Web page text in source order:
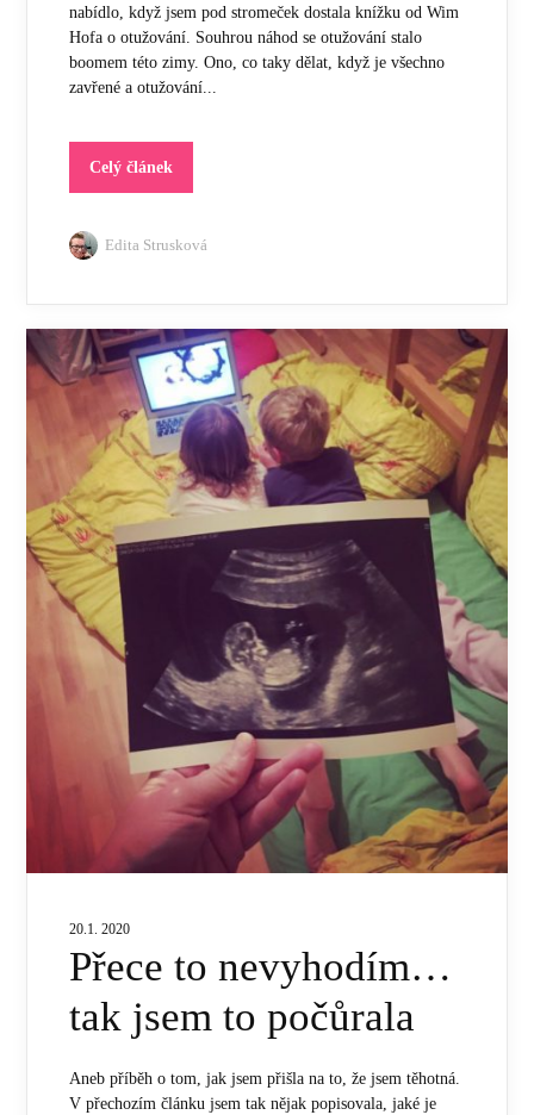
nabídlo, když jsem pod stromeček dostala knížku od Wim
Hofa o otužování. Souhrou náhod se otužování stalo
boomem této zimy. Ono, co taky dělat, když je všechno
zavřené a otužování...
Celý článek
Edita Strusková
20.1. 2020
Přece to nevyhodím…
tak jsem to počůrala
Aneb příběh o tom, jak jsem přišla na to, že jsem těhotná.
V přechozím článku jsem tak nějak popisovala, jaké je